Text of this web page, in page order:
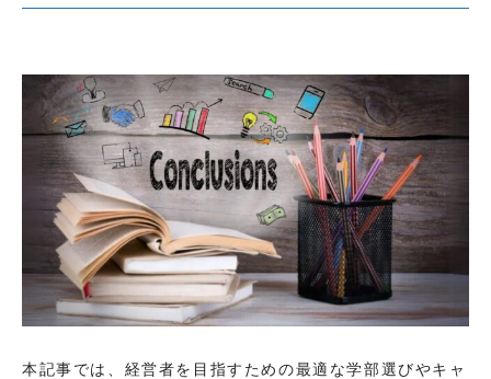
本記事では、経営者を目指すための最適な学部選びやキャ